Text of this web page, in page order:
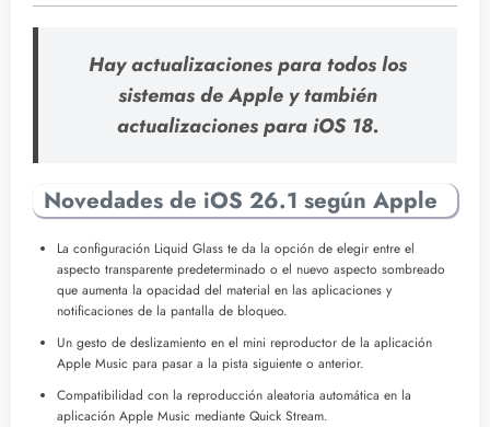
Hay actualizaciones para todos los
sistemas de Apple y también
actualizaciones para iOS 18.
Novedades de iOS 26.1 según Apple
La configuración Liquid Glass te da la opción de elegir entre el
aspecto transparente predeterminado o el nuevo aspecto sombreado
que aumenta la opacidad del material en las aplicaciones y
notificaciones de la pantalla de bloqueo.
Un gesto de deslizamiento en el mini reproductor de la aplicación
Apple Music para pasar a la pista siguiente o anterior.
Compatibilidad con la reproducción aleatoria automática en la
aplicación Apple Music mediante Quick Stream.